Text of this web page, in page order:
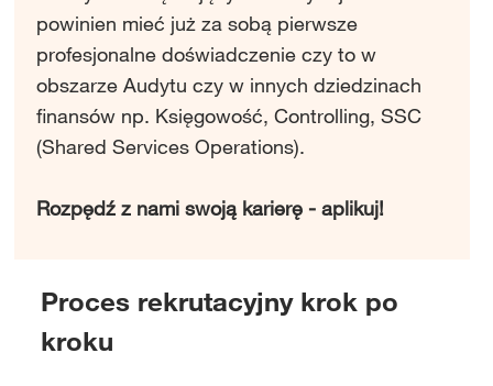
powinien mieć już za sobą pierwsze
profesjonalne doświadczenie czy to w
obszarze Audytu czy w innych dziedzinach
finansów np. Księgowość, Controlling, SSC
(Shared Services Operations).
Rozpędź z nami swoją karierę - aplikuj!
Proces rekrutacyjny krok po
kroku